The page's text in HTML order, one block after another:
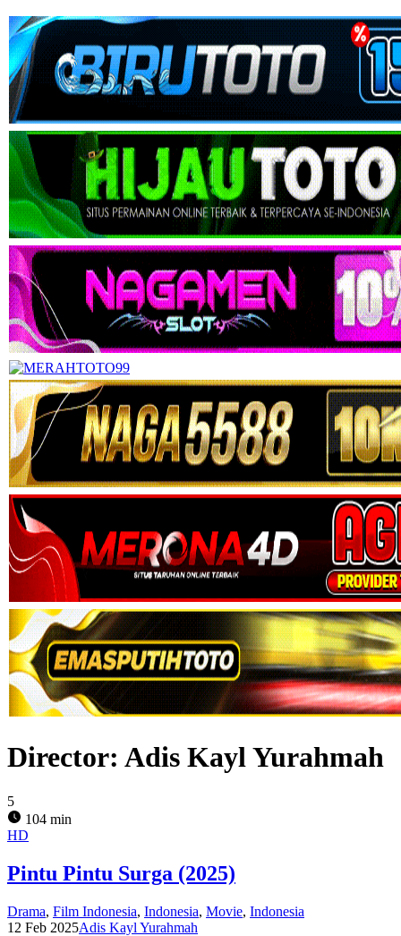
Director: Adis Kayl Yurahmah
5
104 min
HD
Pintu Pintu Surga (2025)
Drama, Film Indonesia, Indonesia, Movie, Indonesia
12 Feb 2025Adis Kayl Yurahmah